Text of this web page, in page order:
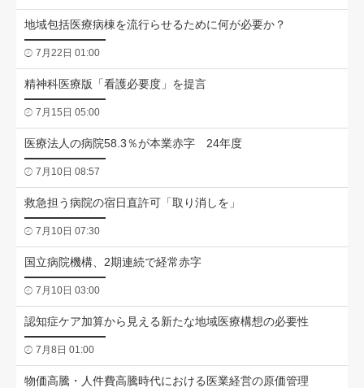
地域包括医療病棟を流行らせるために何が必要か？
7月22日 01:00
精神科医療版「看護必要度」を提言
7月15日 05:00
医療法人の病院58.3％が本業赤字 24年度
7月10日 08:57
救急担う病院の宿日直許可「取り消しを」
7月10日 07:30
国立病院機構、2期連続で経常赤字
7月10日 03:00
認知症ケア加算から見える新たな地域医療構想の必要性
7月8日 01:00
物価高騰・人件費高騰時代における医業経営の原価管理